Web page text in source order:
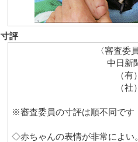
寸評
〈審査委
中日新
（
（
※審査委員の寸評は順不同です
◇赤ちゃんの表情が非常によい